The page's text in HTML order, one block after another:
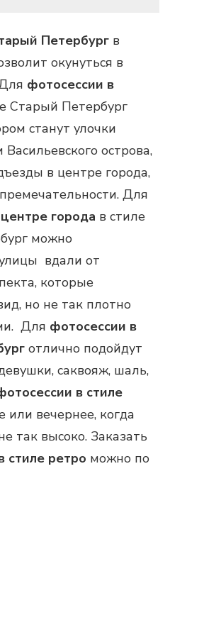
Петербург в
окунуться в
фотосессии в
Старый Петербург
станут улочки
острова,
в центре города,
Для
города в стиле
можно
вдали от
которые
но не так плотно
Для фотосессии в
отлично подойдут
саквояж, шаль,
в стиле
вечернее, когда
так высоко. Заказать
стиле ретро можно по